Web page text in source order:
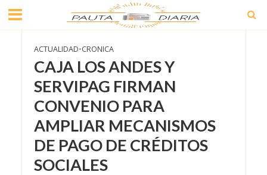
ACTUALIDAD•CRONICA
CAJA LOS ANDES Y
SERVIPAG FIRMAN
CONVENIO PARA
AMPLIAR MECANISMOS
DE PAGO DE CRÉDITOS
SOCIALES